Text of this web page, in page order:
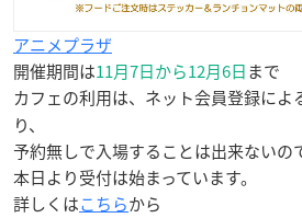
アニメプラザ
開催期間は11月7日から12月6日まで
カフェの利用は、ネット会員登録によ
り、
予約無しで入場することは出来ないの
本日より受付は始まっています。
詳しくはこちらから